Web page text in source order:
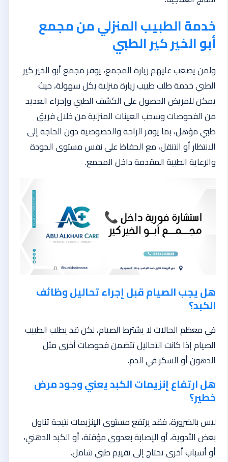
خدمة الطبيب المنزلي من مجمع
أبو الخير كير الطبي
ولمن يصعب عليهم زيارة المجمع، يوفر مجمع أبو الخير كير
الطبي خدمة طلب طبيب زيارة منزلية بكل سهولة، حيث
يمكن للمريض الحصول على الكشف الطبي وإجراء العديد
من الفحوصات وسحب العينات المنزلية من خلال فريق
طبي مؤهل، بما يوفر الراحة والخصوصية دون الحاجة إلى
الانتظار أو التنقل، مع الحفاظ على نفس مستوى الجودة
والرعاية الطبية المقدمة داخل المجمع.
هل يجب الصيام قبل إجراء تحاليل وظائف
الكبد؟
في معظم الحالات لا يشترط الصيام، لكن قد يطلب الطبيب
الصيام إذا كانت التحاليل تتضمن فحوصات أخرى مثل
الدهون أو السكر في الدم.
هل ارتفاع إنزيمات الكبد يعني وجود مرض
خطير؟
ليس بالضرورة، فقد يرتفع مستوى الإنزيمات نتيجة تناول
بعض الأدوية، أو الإصابة بعدوى مؤقتة، أو الكبد الدهني،
أو أسباب أخرى تحتاج إلى تقييم طبي شامل.